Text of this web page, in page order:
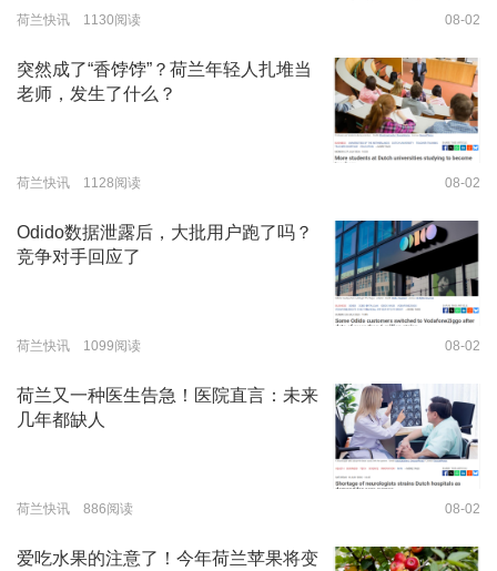
荷兰快讯 1130阅读 08-02
突然成了“香饽饽”？荷兰年轻人扎堆当
老师，发生了什么？
荷兰快讯 1128阅读 08-02
Odido数据泄露后，大批用户跑了吗？
竞争对手回应了
荷兰快讯 1099阅读 08-02
荷兰又一种医生告急！医院直言：未来
几年都缺人
荷兰快讯 886阅读 08-02
爱吃水果的注意了！今年荷兰苹果将变